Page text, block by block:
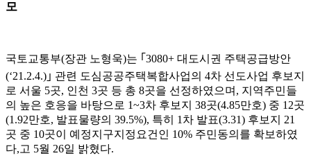
모
국토교통부(장관 노형욱)는 ｢ 3080+ 대도시권 주택공급방안
(‘21.2.4.) ｣ 관련 도심공공주택복합사업의 4차 선도사업 후보지
로 서울 5곳, 인천 3곳 등 총 8곳을 선정하였으며 , 지역주민들
의 높은 호응을 바탕으로 1~3차 후보지 38곳(4.85만호) 중 12곳
(1.92만호, 발표물량의 39.5%), 특히 1 차 발표(3.31) 후보지 21
곳 중 10곳이 예정지구지정요건인 10% 주민동의를 확보하였
다,고 5월 26일 밝혔다.